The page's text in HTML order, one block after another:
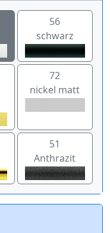
56
schwarz
72
nickel matt
51
Anthrazit